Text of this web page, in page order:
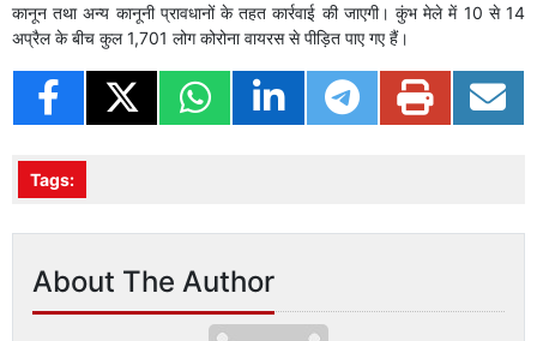
कानून तथा अन्य कानूनी प्रावधानों के तहत कार्रवाई की जाएगी। कुंभ मेले में 10 से 14
अप्रैल के बीच कुल 1,701 लोग कोरोना वायरस से पीड़ित पाए गए हैं।
Tags:
About The Author